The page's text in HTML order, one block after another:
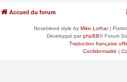
Accueil du forum
Nosebleed style by Mike Lothar|
Développé parphpBB® Forum
Traduction française
Confidentialité |